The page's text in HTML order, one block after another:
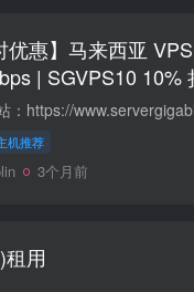
优惠】马来西亚 VPS
| SGVPS10 10%
机推荐
3个月前
用